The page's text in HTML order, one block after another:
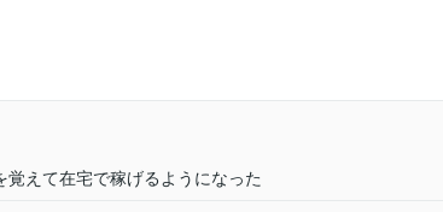
覚えて在宅で稼げるようになった